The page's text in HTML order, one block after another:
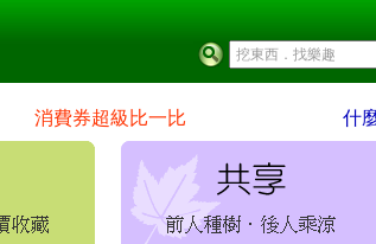
消費券超級比一比 什